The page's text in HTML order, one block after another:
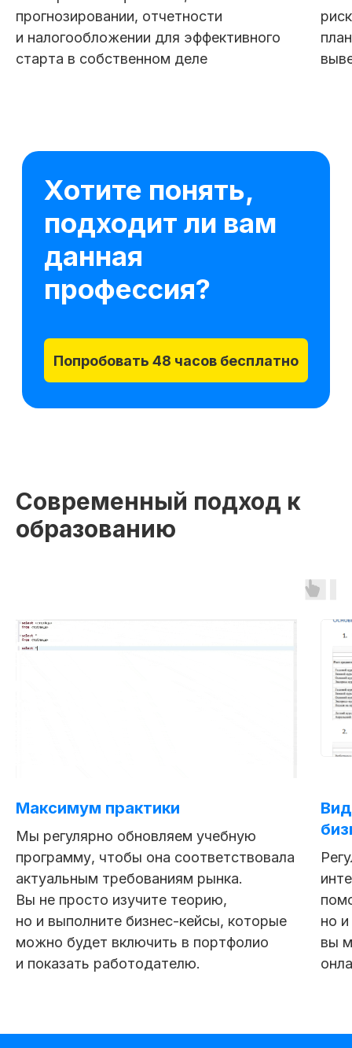
прогнозировании, отчетности
и налогообложении для эффективного
старта в собственном деле
Современный подход к
образованию
Максимум практики
Мы регулярно обновляем учебную
программу, чтобы она соответствовала
актуальным требованиям рынка.
Вы не просто изучите теорию,
но и выполните бизнес-кейсы, которые
можно будет включить в портфолио
и показать работодателю.
но
вы
5 модулей за 2 месяца 3 практических задания
Получить полную
48 часов бесплатного